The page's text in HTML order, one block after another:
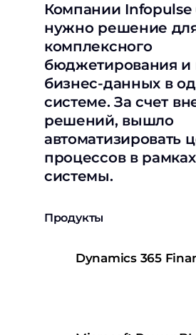
Компании
нужно решение
комплексного
бюджетирования и
бизнес-данных в
системе. За счет
решений, вышло
автоматизировать
процессов в
системы.
Продукты
Dynamics 365